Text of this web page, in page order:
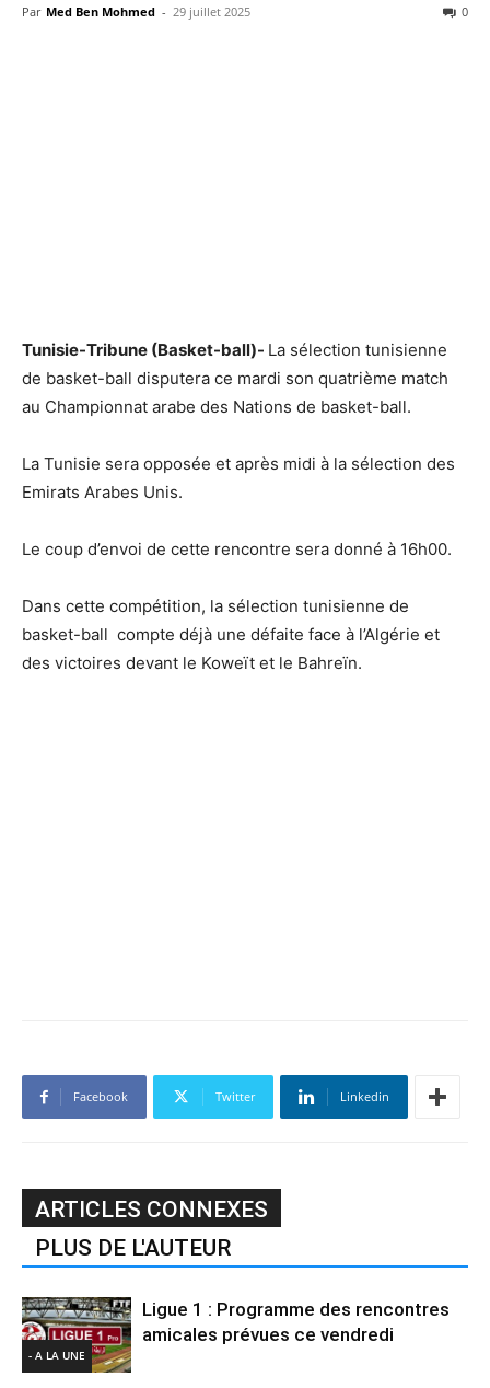
Par Med Ben Mohmed - 29 juillet 2025 0
Tunisie-Tribune (Basket-ball)- La sélection tunisienne
de basket-ball disputera ce mardi son quatrième match
au Championnat arabe des Nations de basket-ball.
La Tunisie sera opposée et après midi à la sélection des
Emirats Arabes Unis.
Le coup d’envoi de cette rencontre sera donné à 16h00.
Dans cette compétition, la sélection tunisienne de
basket-ball compte déjà une défaite face à l’Algérie et
des victoires devant le Koweït et le Bahreïn.
Facebook Twitter Linkedin
ARTICLES CONNEXES
PLUS DE L'AUTEUR
- A LA UNE
Ligue 1 : Programme des rencontres
amicales prévues ce vendredi